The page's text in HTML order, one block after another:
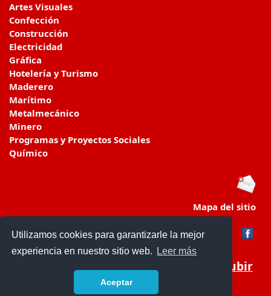
Utilizamos cookies para garantizarle la mejor
experiencia en nuestro sitio web.
Leer más
Aceptar
Artes Visuales
Confección
Construcción
Electricidad
Gráfica
Hotelería y Turismo
Maderero
Marítimo
Metalmecánico
Minero
Programas y Proyectos Sociales
Químico
Mapa del sitio
Subir